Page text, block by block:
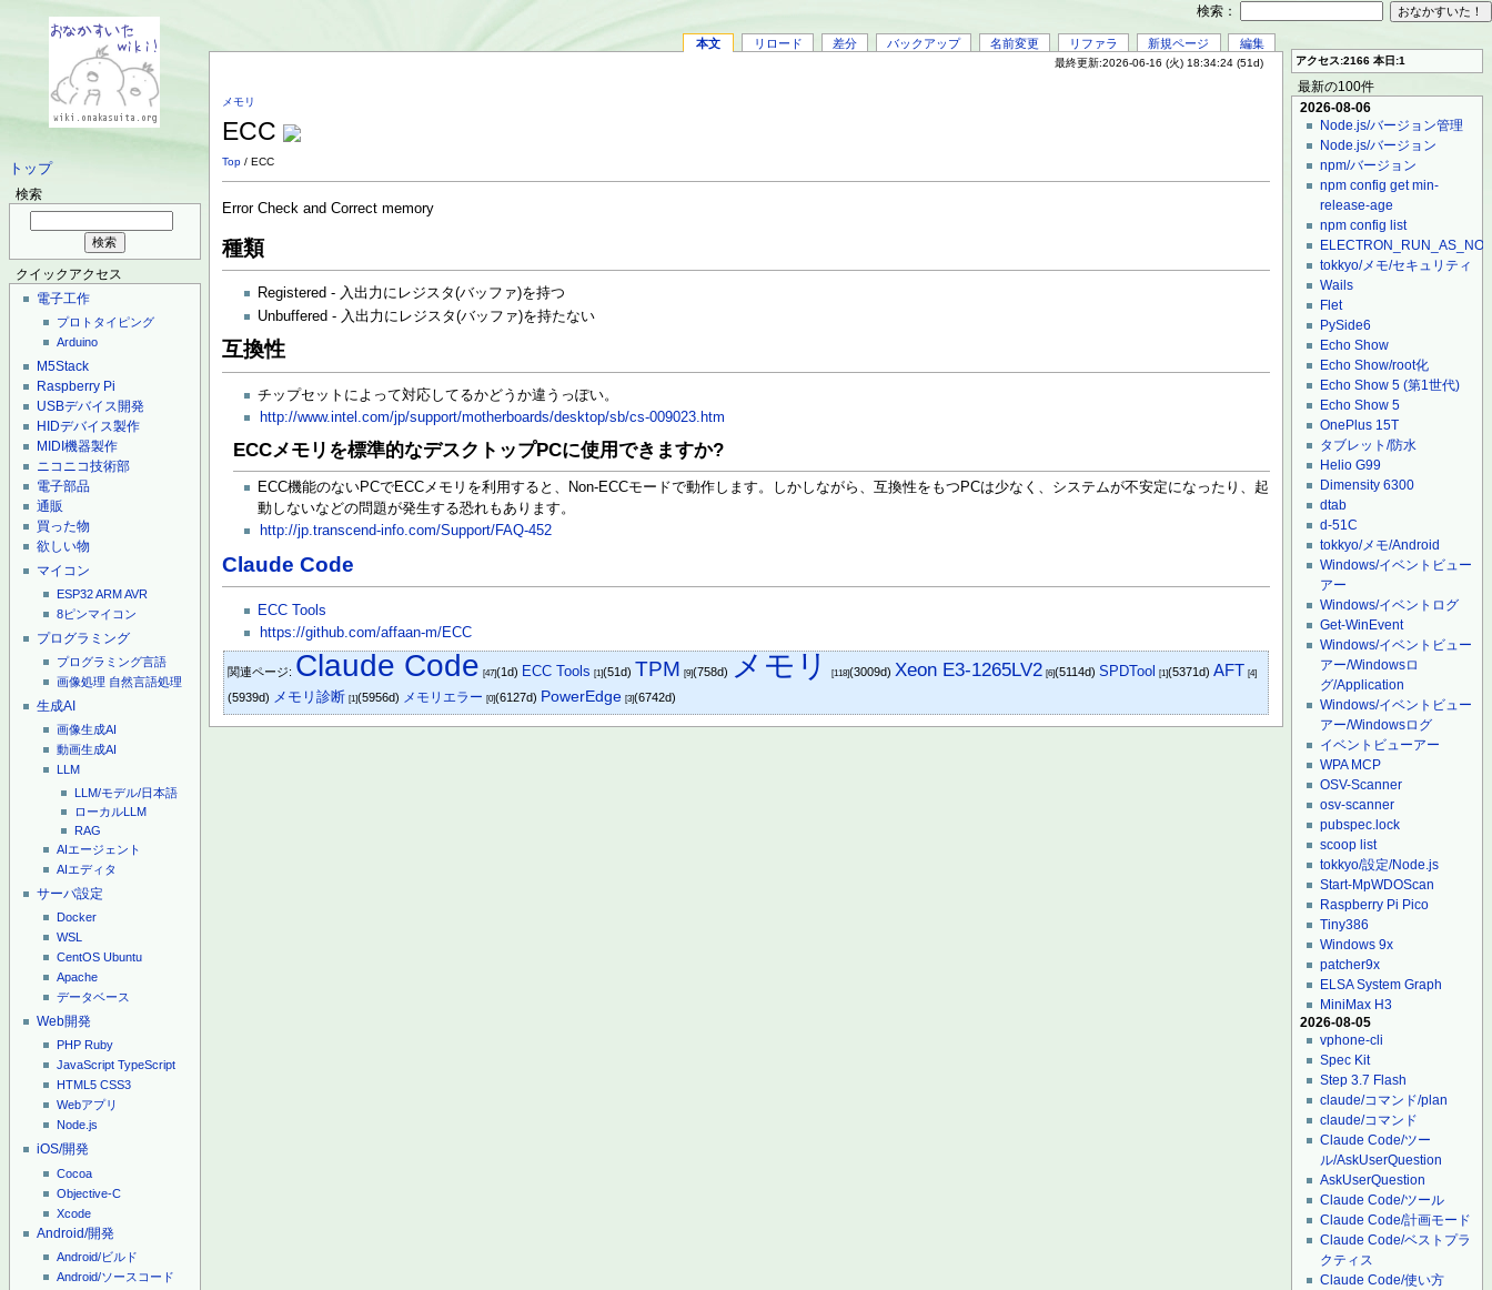
トップ
検索
クイックアクセス
電子工作
プロトタイピング
Arduino
M5Stack
Raspberry Pi
USBデバイス開発
HIDデバイス製作
MIDI機器製作
ニコニコ技術部
電子部品
通販
買った物
欲しい物
マイコン
ESP32ARMAVR
8ピンマイコン
プログラミング
プログラミング言語
画像処理 自然言語処理
生成AI
画像生成AI
動画生成AI
LLM
LLM/モデル/日本語
ローカルLLM
RAG
AIエージェント
AIエディタ
サーバ設定
Docker
WSL
CentOS Ubuntu
Apache
データベース
Web開発
PHP Ruby
JavaScript TypeScript
HTML5 CSS3
Webアプリ
Node.js
iOS/開発
Cocoa
Objective-C
Xcode
Android/開発
Android/ビルド
Android/ソースコード
本文 リロード 差分 バックアップ 名前変更 リファラ 新規ページ 編集
最終更新:2026-06-16 (火) 18:34:24 (51d)
メモリ
ECC
Top / ECC
Error Check and Correct memory
種類
Registered - 入出力にレジスタ(バッファ)を持つ
Unbuffered - 入出力にレジスタ(バッファ)を持たない
互換性
チップセットによって対応してるかどうか違うっぽい。
http://www.intel.com/jp/support/motherboards/desktop/sb/cs-009023.htm
ECCメモリを標準的なデスクトップPCに使用できますか?
ECC機能のないPCでECCメモリを利用すると、Non-ECCモードで動作します。しかしながら、互換性をもつPCは少なく、システムが不安定になったり、起
動しないなどの問題が発生する恐れもあります。
http://jp.transcend-info.com/Support/FAQ-452
Claude Code
ECC Tools
https://github.com/affaan-m/ECC
関連ページ: Claude Code [47](1d) ECC Tools [1](51d) TPM [9](758d) メモリ [118](3009d) Xeon E3-1265LV2 [6](5114d)SPDTool [1](5371d)AFT [4]
(5939d) メモリ診断 [1](5956d) メモリエラー [0](6127d) PowerEdge [3](6742d)
アクセス:2166 本日:1
最新の100件
2026-08-06
Node.js/バージョン管理
Node.js/バージョン
npm/バージョン
npm config get min-
release-age
npm config list
tokkyo/メモ/セキュリティ
Wails
Flet
PySide6
Echo Show
Echo Show/root化
Echo Show 5 (第1世代)
Echo Show 5
OnePlus 15T
タブレット/防水
Helio G99
Dimensity 6300
dtab
d-51C
tokkyo/メモ/Android
Windows/イベントビュー
アー
Windows/イベントログ
Get-WinEvent
Windows/イベントビュー
アー/Windowsロ
グ/Application
Windows/イベントビュー
アー/Windowsログ
イベントビューアー
WPA MCP
OSV-Scanner
osv-scanner
pubspec.lock
scoop list
tokkyo/設定/Node.js
Start-MpWDOScan
Raspberry Pi Pico
Tiny386
Windows 9x
patcher9x
ELSA System Graph
MiniMax H3
2026-08-05
vphone-cli
Spec Kit
Step 3.7 Flash
claude/コマンド/plan
claude/コマンド
Claude Code/ツー
ル/AskUserQuestion
AskUserQuestion
Claude Code/ツール
Claude Code/計画モード
Claude Code/ベストプラ
クティス
Claude Code/使い方
検索：